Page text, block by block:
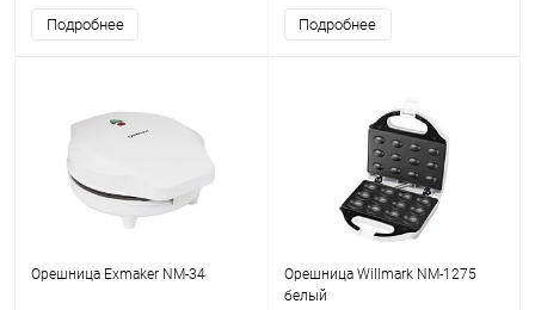
Подробнее Подробнее
Орешница Exmaker NM-34
Орешница Willmark NM-1275
белый